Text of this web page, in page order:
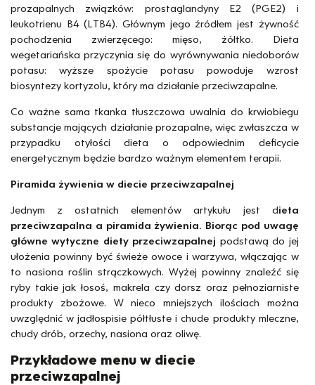
prozapalnych związków: prostaglandyny E2 (PGE2) i
leukotrienu B4 (LTB4). Głównym jego źródłem jest żywność
pochodzenia zwierzęcego: mięso, żółtko. Dieta
wegetariańska przyczynia się do wyrównywania niedoborów
potasu: wyższe spożycie potasu powoduje wzrost
biosyntezy kortyzolu, który ma działanie przeciwzapalne.
Co ważne sama tkanka tłuszczowa uwalnia do krwiobiegu
substancje mających działanie prozapalne, więc zwłaszcza w
przypadku otyłości dieta o odpowiednim deficycie
energetycznym będzie bardzo ważnym elementem terapii.
Piramida żywienia w diecie przeciwzapalnej
Jednym z ostatnich elementów artykułu jest dieta
przeciwzapalna a piramida żywienia. Biorąc pod uwagę
główne wytyczne diety przeciwzapalnej podstawą do jej
ułożenia powinny być świeże owoce i warzywa, włączając w
to nasiona roślin strączkowych. Wyżej powinny znaleźć się
ryby takie jak łosoś, makrela czy dorsz oraz pełnoziarniste
produkty zbożowe. W nieco mniejszych ilościach można
uwzględnić w jadłospisie półtłuste i chude produkty mleczne,
chudy drób, orzechy, nasiona oraz oliwę.
Przykładowe menu w diecie
przeciwzapalnej